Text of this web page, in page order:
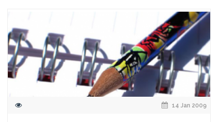
14 Jan 2009